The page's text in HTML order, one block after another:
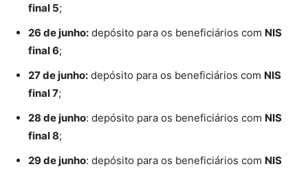
final 5;
26 de junho: depósito para os beneficiários com NIS
final 6;
27 de junho: depósito para os beneficiários com NIS
final 7;
28 de junho: depósito para os beneficiários com NIS
final 8;
29 de junho: depósito para os beneficiários com NIS